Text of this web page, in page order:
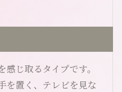
じ取るタイプです。
を置く、テレビを見な